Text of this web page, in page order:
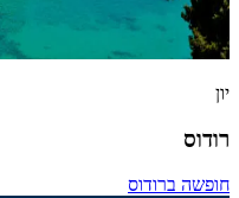
יון
רודוס
חופשה ברודוס